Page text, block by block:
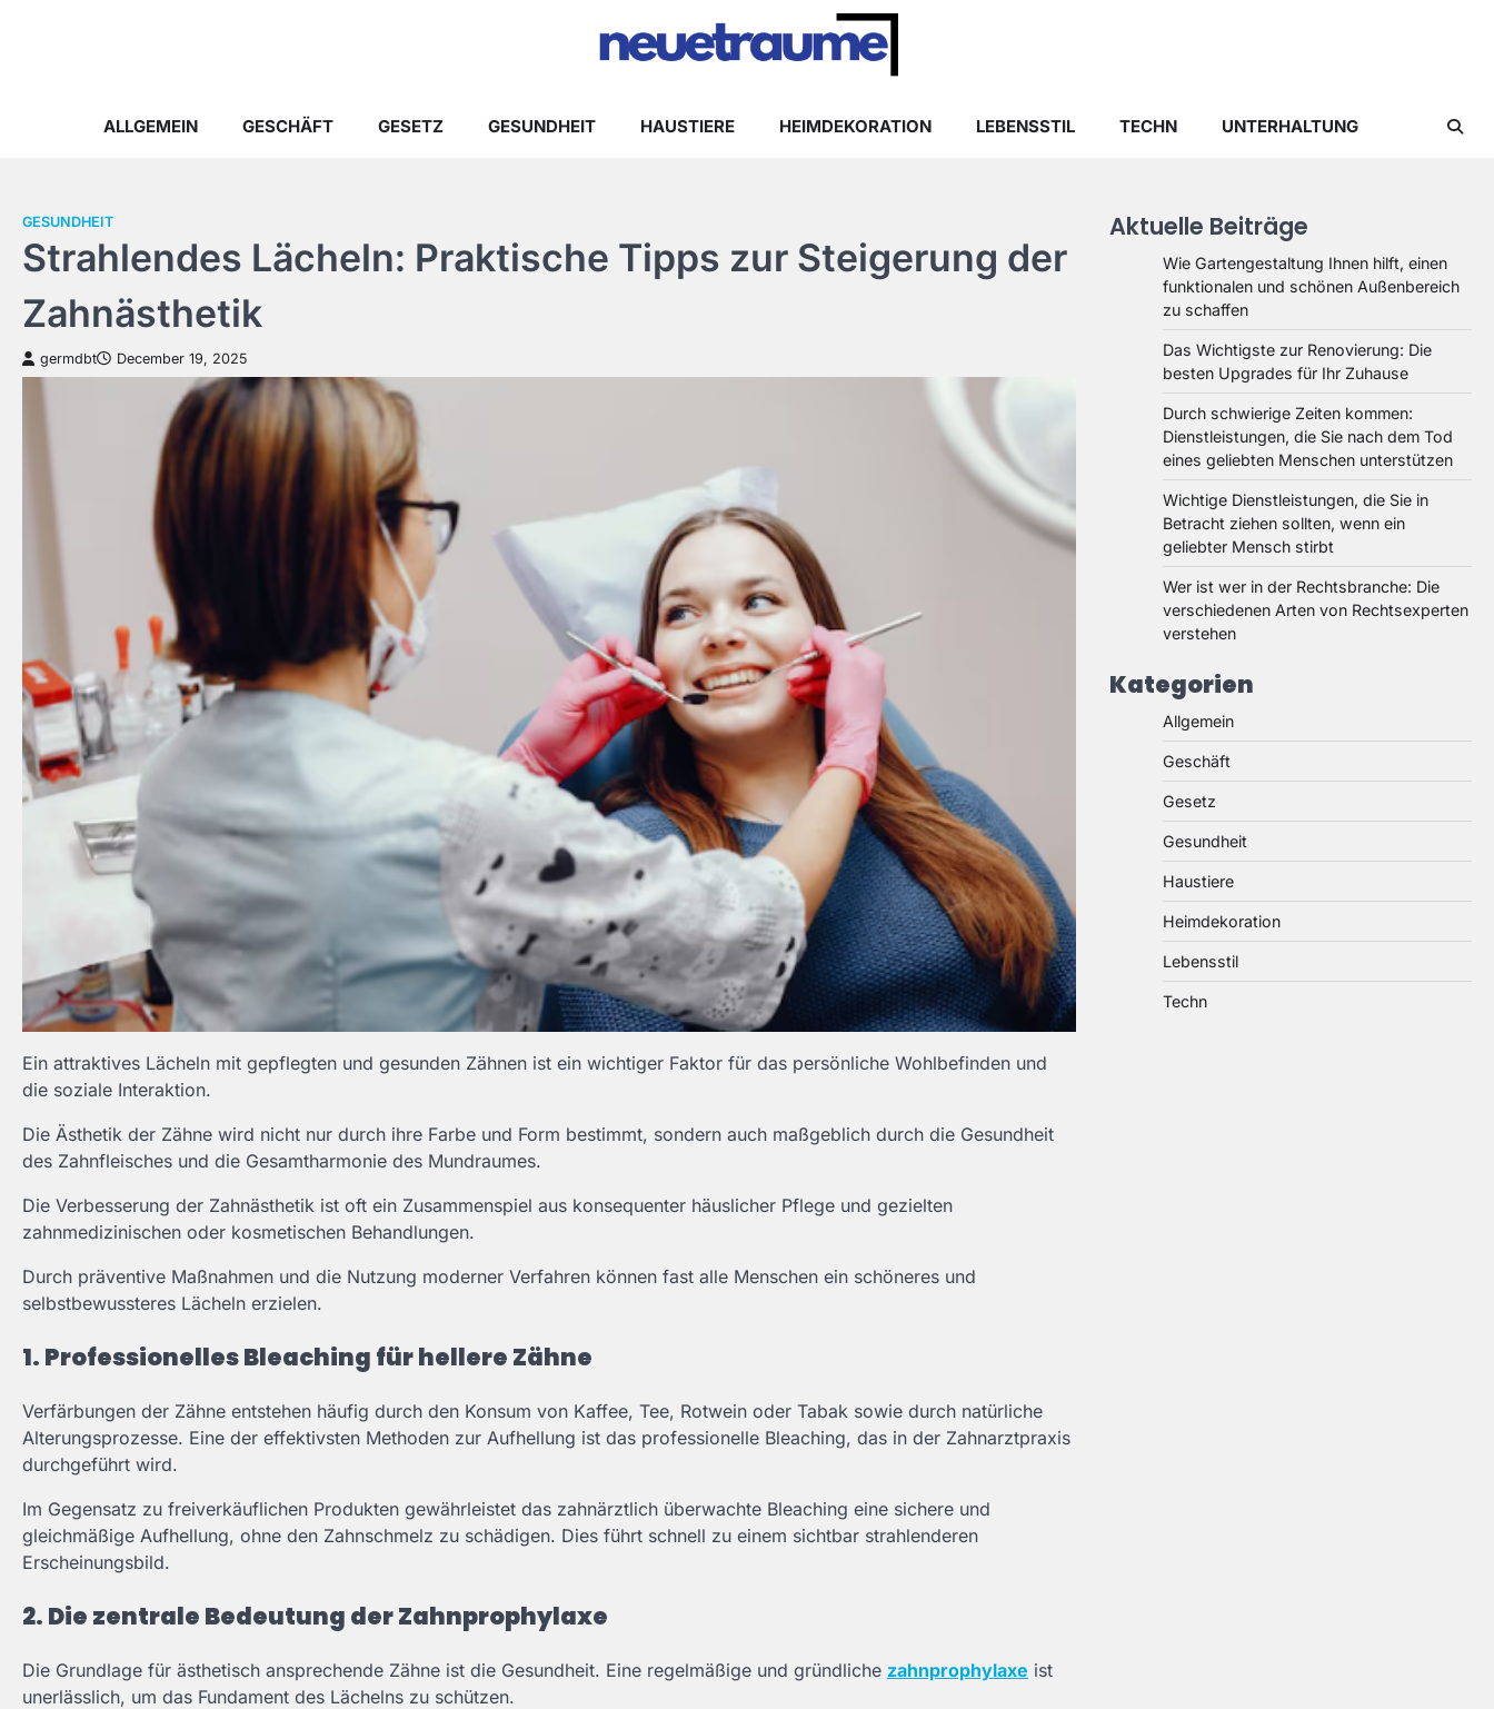
ALLGEMEIN GESCHÄFT GESETZ GESUNDHEIT HAUSTIERE HEIMDEKORATION LEBENSSTIL TECHN UNTERHALTUNG
GESUNDHEIT
Strahlendes Lächeln: Praktische Tipps zur Steigerung der
Zahnästhetik
germdbt December 19, 2025
Ein attraktives Lächeln mit gepflegten und gesunden Zähnen ist ein wichtiger Faktor für das persönliche Wohlbefinden und
die soziale Interaktion.
Die Ästhetik der Zähne wird nicht nur durch ihre Farbe und Form bestimmt, sondern auch maßgeblich durch die Gesundheit
des Zahnfleisches und die Gesamtharmonie des Mundraumes.
Die Verbesserung der Zahnästhetik ist oft ein Zusammenspiel aus konsequenter häuslicher Pflege und gezielten
zahnmedizinischen oder kosmetischen Behandlungen.
Durch präventive Maßnahmen und die Nutzung moderner Verfahren können fast alle Menschen ein schöneres und
selbstbewussteres Lächeln erzielen.
1. Professionelles Bleaching für hellere Zähne
Verfärbungen der Zähne entstehen häufig durch den Konsum von Kaffee, Tee, Rotwein oder Tabak sowie durch natürliche
Alterungsprozesse. Eine der effektivsten Methoden zur Aufhellung ist das professionelle Bleaching, das in der Zahnarztpraxis
durchgeführt wird.
Im Gegensatz zu freiverkäuflichen Produkten gewährleistet das zahnärztlich überwachte Bleaching eine sichere und
gleichmäßige Aufhellung, ohne den Zahnschmelz zu schädigen. Dies führt schnell zu einem sichtbar strahlenderen
Erscheinungsbild.
2. Die zentrale Bedeutung der Zahnprophylaxe
Die Grundlage für ästhetisch ansprechende Zähne ist die Gesundheit. Eine regelmäßige und gründliche zahnprophylaxe ist
unerlässlich, um das Fundament des Lächelns zu schützen.
Aktuelle Beiträge
Wie Gartengestaltung Ihnen hilft, einen
funktionalen und schönen Außenbereich
zu schaffen
Das Wichtigste zur Renovierung: Die
besten Upgrades für Ihr Zuhause
Durch schwierige Zeiten kommen:
Dienstleistungen, die Sie nach dem Tod
eines geliebten Menschen unterstützen
Wichtige Dienstleistungen, die Sie in
Betracht ziehen sollten, wenn ein
geliebter Mensch stirbt
Wer ist wer in der Rechtsbranche: Die
verschiedenen Arten von Rechtsexperten
verstehen
Kategorien
Allgemein
Geschäft
Gesetz
Gesundheit
Haustiere
Heimdekoration
Lebensstil
Techn